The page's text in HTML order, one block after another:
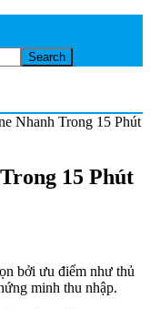
Nhanh Trong 15 Phút
15 Phút
bởi ưu điểm như thủ
minh thu nhập.